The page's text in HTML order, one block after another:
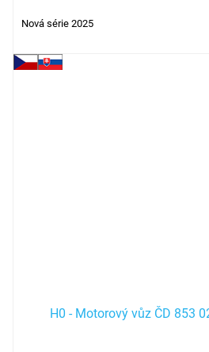
Nová série 2025
H0 - Motorový vůz ČD 853